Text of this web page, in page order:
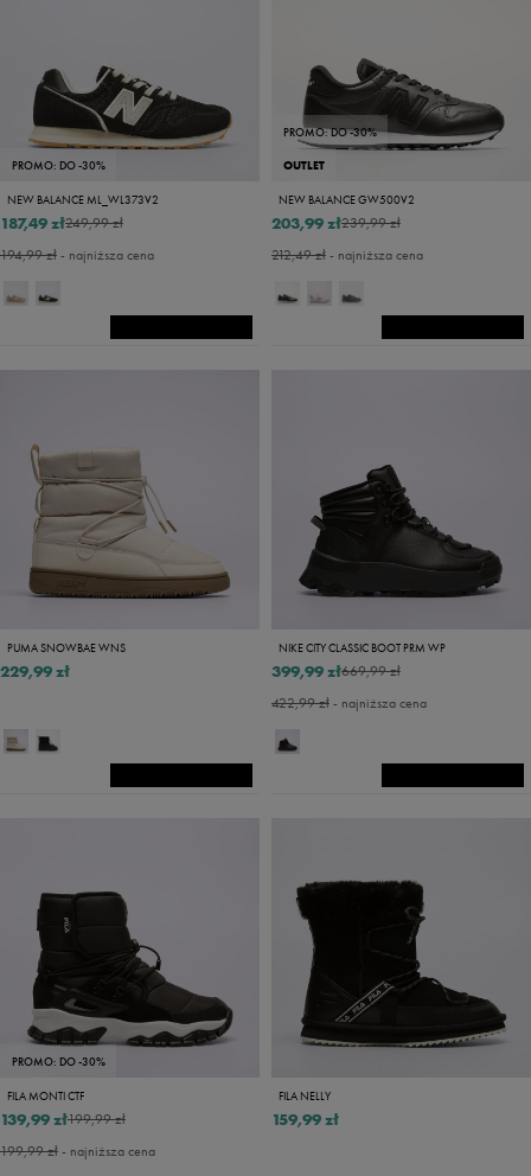
PROMO: DO -30%
NEW BALANCE ML_WL373V2
249,99 zł
187,49 zł
194,99 zł- najniższa cena
PROMO: DO -30%
OUTLET
NEW BALANCE GW500V2
239,99 zł
203,99 zł
212,49 zł- najniższa cena
PUMA SNOWBAE WNS
229,99 zł
NIKE CITY CLASSIC BOOT PRM WP
669,99 zł
399,99 zł
422,99 zł- najniższa cena
PROMO: DO -30%
FILA MONTI CTF
199,99 zł
139,99 zł
199,99 zł- najniższa cena
FILA NELLY
159,99 zł